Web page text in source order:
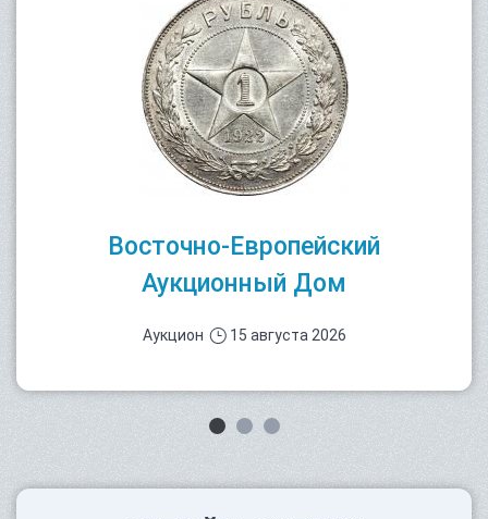
Восточно-Европейский
Аукционный Дом
Аукцион 15 августа 2026